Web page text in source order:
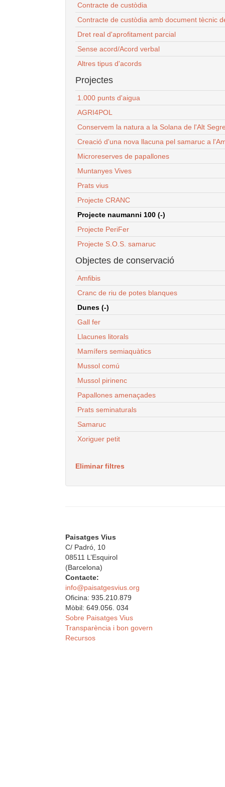
Contracte de custòdia
Contracte de custòdia amb document tècnic
Dret real d'aprofitament parcial
Sense acord/Acord verbal
Altres tipus d'acords
Projectes
1.000 punts d'aigua
AGRI4POL
Conservem la natura a la Solana de l'Alt
Creació d'una nova llacuna pel samaruc a
Microreserves de papallones
Muntanyes Vives
Prats vius
Projecte CRANC
Projecte naumanni 100 (-)
Projecte PeriFer
Projecte S.O.S. samaruc
Objectes de conservació
Amfibis
Cranc de riu de potes blanques
Dunes (-)
Gall fer
Llacunes litorals
Mamífers semiaquàtics
Mussol comú
Mussol pirinenc
Papallones amenaçades
Prats seminaturals
Samaruc
Xoriguer petit
Eliminar filtres
Paisatges Vius
C/ Padró, 10
08511 L’Esquirol
(Barcelona)
Contacte:
info@paisatgesvius.org
Oficina: 935.210.879
Mòbil: 649.056. 034
Sobre Paisatges Vius
Transparència i bon govern
Recursos